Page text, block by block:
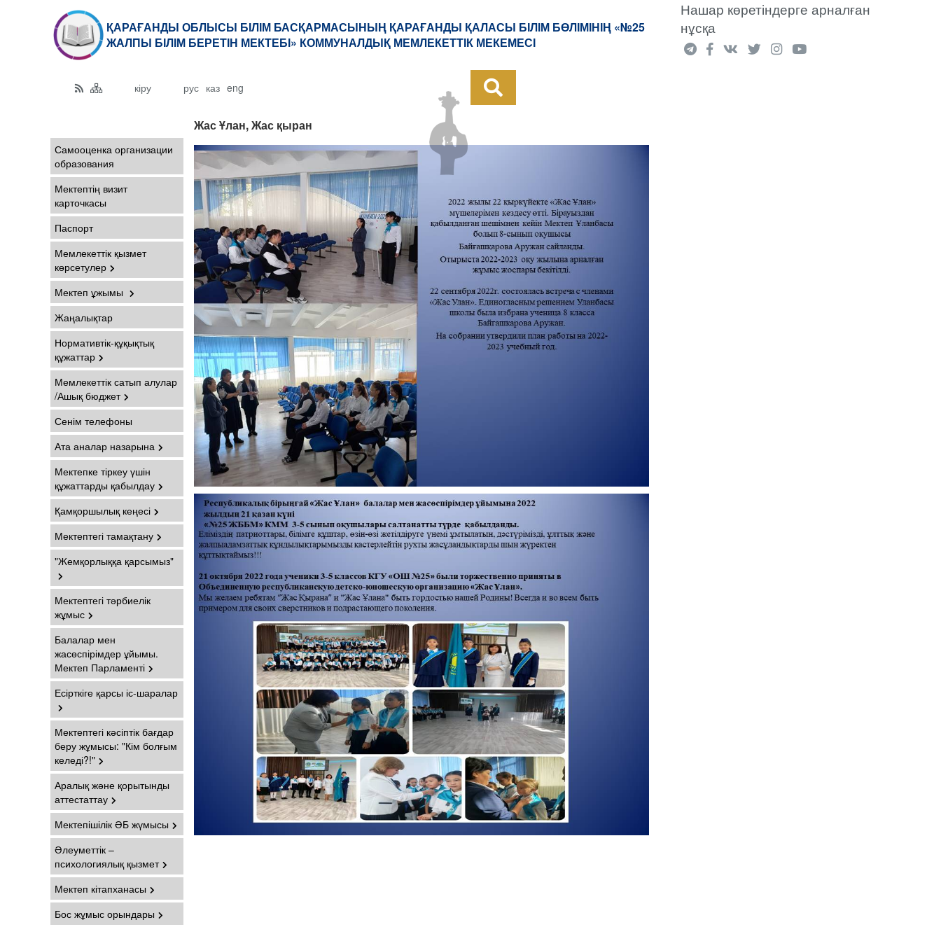
ҚАРАҒАНДЫ ОБЛЫСЫ БІЛІМ БАСҚАРМАСЫНЫҢ ҚАРАҒАНДЫ ҚАЛАСЫ БІЛІМ БӨЛІМІНІҢ «№25
ЖАЛПЫ БІЛІМ БЕРЕТІН МЕКТЕБІ» КОММУНАЛДЫҚ МЕМЛЕКЕТТІК МЕКЕМЕСІ
Нашар көретіндерге арналған
нұсқа
кіру рус каз eng
Самооценка организации
образования
Мектептің визит
карточкасы
Паспорт
Мемлекеттік қызмет
көрсетулер
Мектеп ұжымы
Жаңалықтар
Нормативтік-құқықтық
құжаттар
Мемлекеттік сатып алулар
/Ашық бюджет
Сенім телефоны
Ата аналар назарына
Мектепке тіркеу үшін
құжаттарды қабылдау
Қамқоршылық кеңесі
Мектептегі тамақтану
"Жемқорлыққа қарсымыз"
Мектептегі тәрбиелік
жұмыс
Балалар мен
жасөспірімдер ұйымы.
Мектеп Парламенті
Есірткіге қарсы іс-шаралар
Мектептегі кәсіптік бағдар
беру жұмысы: "Кім болғым
келеді?!"
Аралық және қорытынды
аттестаттау
Мектепішілік ӘБ жүмысы
Әлеуметтік –
психологиялық қызмет
Мектеп кітапханасы
Бос жұмыс орындары
Жас Ұлан, Жас қыран